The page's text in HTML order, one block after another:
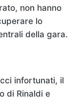
non hanno
lo
della gara.
infortunati, il
di Rinaldi e